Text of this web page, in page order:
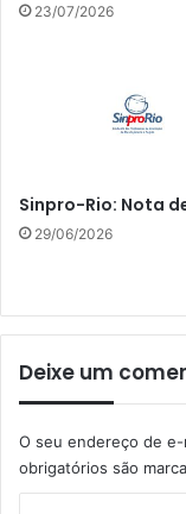
23/07/2026
Sinpro-Rio: Nota
29/06/2026
Deixe um
O seu endereço de
obrigatórios são